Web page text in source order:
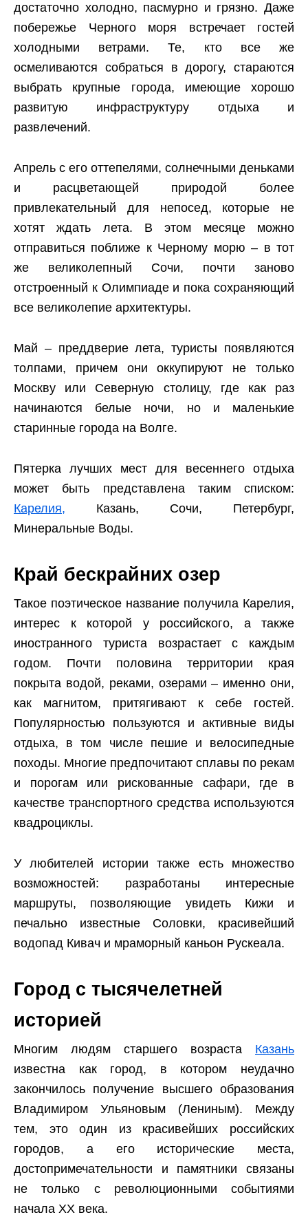
достаточно холодно, пасмурно и грязно. Даже
побережье Черного моря встречает гостей
холодными ветрами. Те, кто все же
осмеливаются собраться в дорогу, стараются
выбрать крупные города, имеющие хорошо
развитую инфраструктуру отдыха и
развлечений.
Апрель с его оттепелями, солнечными деньками
и расцветающей природой более
привлекательный для непосед, которые не
хотят ждать лета. В этом месяце можно
отправиться поближе к Черному морю – в тот
же великолепный Сочи, почти заново
отстроенный к Олимпиаде и пока сохраняющий
все великолепие архитектуры.
Май – преддверие лета, туристы появляются
толпами, причем они оккупируют не только
Москву или Северную столицу, где как раз
начинаются белые ночи, но и маленькие
старинные города на Волге.
Пятерка лучших мест для весеннего отдыха
может быть представлена таким списком:
Карелия, Казань, Сочи, Петербург,
Минеральные Воды.
Край бескрайних озер
Такое поэтическое название получила Карелия,
интерес к которой у российского, а также
иностранного туриста возрастает с каждым
годом. Почти половина территории края
покрыта водой, реками, озерами – именно они,
как магнитом, притягивают к себе гостей.
Популярностью пользуются и активные виды
отдыха, в том числе пешие и велосипедные
походы. Многие предпочитают сплавы по рекам
и порогам или рискованные сафари, где в
качестве транспортного средства используются
квадроциклы.
У любителей истории также есть множество
возможностей: разработаны интересные
маршруты, позволяющие увидеть Кижи и
печально известные Соловки, красивейший
водопад Кивач и мраморный каньон Рускеала.
Город с тысячелетней
историей
Многим людям старшего возраста Казань
известна как город, в котором неудачно
закончилось получение высшего образования
Владимиром Ульяновым (Лениным). Между
тем, это один из красивейших российских
городов, а его исторические места,
достопримечательности и памятники связаны
не только с революционными событиями
начала ХХ века.